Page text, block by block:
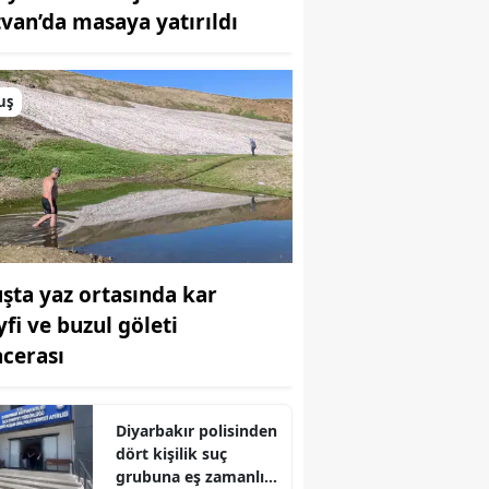
Bilecik
Bingöl
Bitlis
Bolu
Burdur
Bursa
Çanakkale
Çankırı
Denizli
Diyarbakır
masaya yatırıldı
yaz ortasında kar
ve buzul göleti
Diyarbakır polisinden
dört kişilik suç
grubuna eş zamanlı